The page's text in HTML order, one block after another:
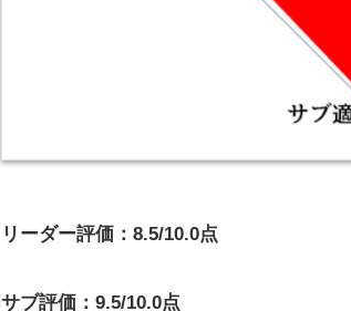
リーダー評価：8.5/10.0点
サブ評価：9.5/10.0点